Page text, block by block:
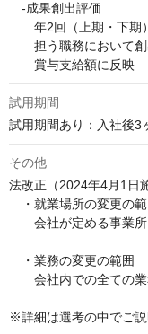
-成果創出評価
年2回（上期・下期
担う職務において創
賞与支給額に反映
試用期間
試用期間あり：入社後3
その他
法改正（2024年4月1日
・就業場所の変更の範
会社が定める事業所
・業務の変更の範囲
会社内での全ての業
※詳細は選考の中でご説